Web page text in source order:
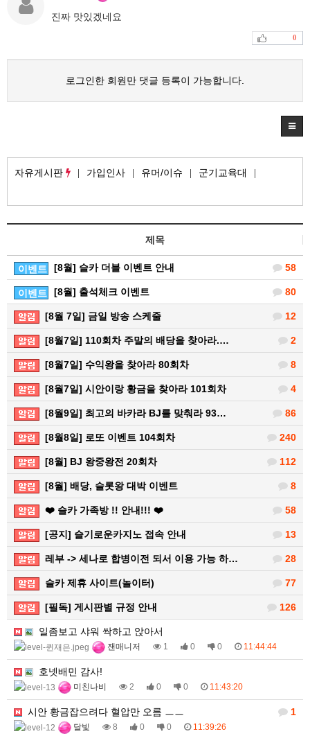
진짜 맛있겠네요
0
로그인한 회원만 댓글 등록이 가능합니다.
자유게시판 가입인사 유머/이슈 군기교육대
제목
58
이벤트 [8월] 슬카 더블 이벤트 안내
80
이벤트 [8월] 출석체크 이벤트
12
[8월 7일] 금일 방송 스케줄
2
[8월7일] 110회차 주말의 배당을 찾아라.…
8
[8월7일] 수익왕을 찾아라 80회차
4
[8월7일] 시안이랑 황금을 찾아라 101회차
86
[8월9일] 최고의 바카라 BJ를 맞춰라 93…
240
[8월8일] 로또 이벤트 104회차
112
[8월] BJ 왕중왕전 20회차
8
[8월] 배당, 슬롯왕 대박 이벤트
58
❤️ 슬카 가족방 !! 안내!!! ❤️
13
[공지] 슬기로운카지노 접속 안내
28
레부 -> 세나로 합병이전 되서 이용 가능 하…
77
슬카 제휴 사이트(놀이터)
126
[필독] 게시판별 규정 안내
일좀보고 샤워 싹하고 앉아서
잰매니저 1 0 0 11:44:44
호넷배민 감사!
미친나비 2 0 0 11:43:20
1
시안 황금잡으려다 혈압만 오름 ㅡㅡ
달빛 8 0 0 11:39:26